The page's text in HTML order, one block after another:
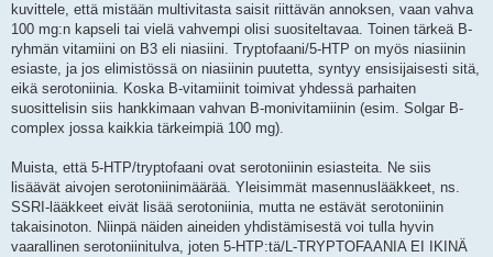
kuvittele, että mistään multivitasta saisit riittävän annoksen, vaan vahva
100 mg:n kapseli tai vielä vahvempi olisi suositeltavaa. Toinen tärkeä B-
ryhmän vitamiini on B3 eli niasiini. Tryptofaani/5-HTP on myös niasiinin
esiaste, ja jos elimistössä on niasiinin puutetta, syntyy ensisijaisesti sitä,
eikä serotoniinia. Koska B-vitamiinit toimivat yhdessä parhaiten
suosittelisin siis hankkimaan vahvan B-monivitamiinin (esim. Solgar B-
complex jossa kaikkia tärkeimpiä 100 mg).
Muista, että 5-HTP/tryptofaani ovat serotoniinin esiasteita. Ne siis
lisäävät aivojen serotoniinimäärää. Yleisimmät masennuslääkkeet, ns.
SSRI-lääkkeet eivät lisää serotoniinia, mutta ne estävät serotoniinin
takaisinoton. Niinpä näiden aineiden yhdistämisestä voi tulla hyvin
vaarallinen serotoniinitulva, joten 5-HTP:tä/L-TRYPTOFAANIA EI IKINÄ